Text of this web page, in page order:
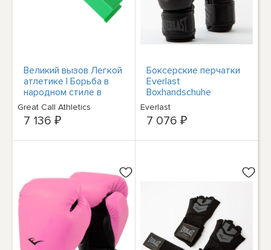
Великий вызов Легкой
атлетике | Борьба в
народном стиле в
колледже Красных и
зеленых кирпичей
Great Call Athletics
7 136 ₽
Боксерские перчатки
Everlast
Boxhandschuhe
Prospect 2
P00002972
Everlast
7 076 ₽